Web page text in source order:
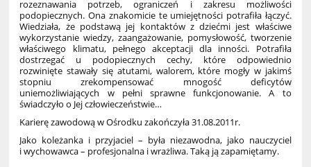
rozeznawania potrzeb, ograniczeń i zakresu możliwości
podopiecznych. Ona znakomicie te umiejętności potrafiła łączyć.
Wiedziała, że podstawą jej kontaktów z dziećmi jest właściwe
wykorzystanie wiedzy, zaangażowanie, pomysłowość, tworzenie
właściwego klimatu, pełnego akceptacji dla inności. Potrafiła
dostrzegać u podopiecznych cechy, które odpowiednio
rozwinięte stawały się atutami, walorem, które mogły w jakimś
stopniu zrekompensować mnogość deficytów
uniemożliwiających w pełni sprawne funkcjonowanie. A to
świadczyło o Jej człowieczeństwie…
Karierę zawodową w Ośrodku zakończyła 31.08.2011r.
Jako koleżanka i przyjaciel – była niezawodna, jako nauczyciel
i wychowawca – profesjonalna i wrażliwa. Taką ją zapamiętamy.